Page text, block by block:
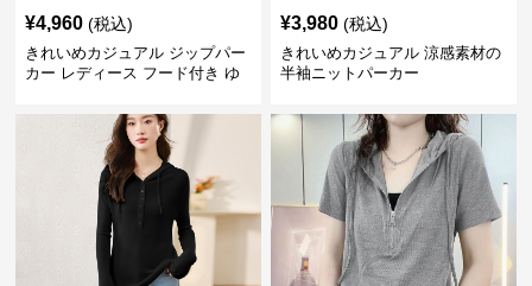
¥4,960 (税込)
きれいめカジュアル ジップパー
カー レディース フード付き ゆ
風カジュアル
¥3,980 (税込)
きれいめカジュアル 涼感素材の
半袖ニットパーカー